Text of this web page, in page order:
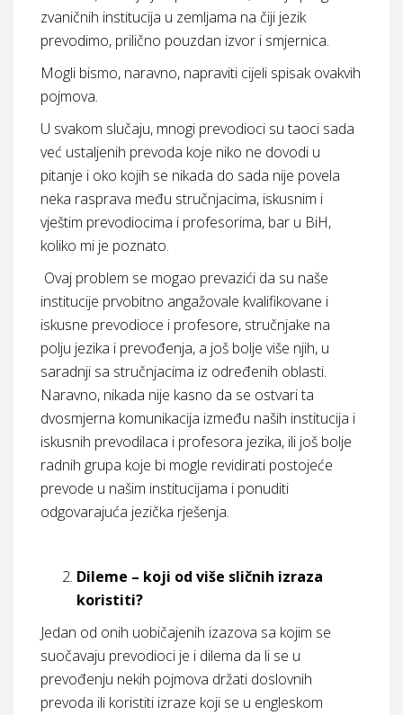
zvaničnih institucija u zemljama na čiji jezik
prevodimo, prilično pouzdan izvor i smjernica.
Mogli bismo, naravno, napraviti cijeli spisak ovakvih
pojmova.
U svakom slučaju, mnogi prevodioci su taoci sada
već ustaljenih prevoda koje niko ne dovodi u
pitanje i oko kojih se nikada do sada nije povela
neka rasprava među stručnjacima, iskusnim i
vještim prevodiocima i profesorima, bar u BiH,
koliko mi je poznato.
Ovaj problem se mogao prevazići da su naše
institucije prvobitno angažovale kvalifikovane i
iskusne prevodioce i profesore, stručnjake na
polju jezika i prevođenja, a još bolje više njih, u
saradnji sa stručnjacima iz određenih oblasti.
Naravno, nikada nije kasno da se ostvari ta
dvosmjerna komunikacija između naših institucija i
iskusnih prevodilaca i profesora jezika, ili još bolje
radnih grupa koje bi mogle revidirati postojeće
prevode u našim institucijama i ponuditi
odgovarajuća jezička rješenja.
Dileme – koji od više sličnih izraza
koristiti?
Jedan od onih uobičajenih izazova sa kojim se
suočavaju prevodioci je i dilema da li se u
prevođenju nekih pojmova držati doslovnih
prevoda ili koristiti izraze koji se u engleskom